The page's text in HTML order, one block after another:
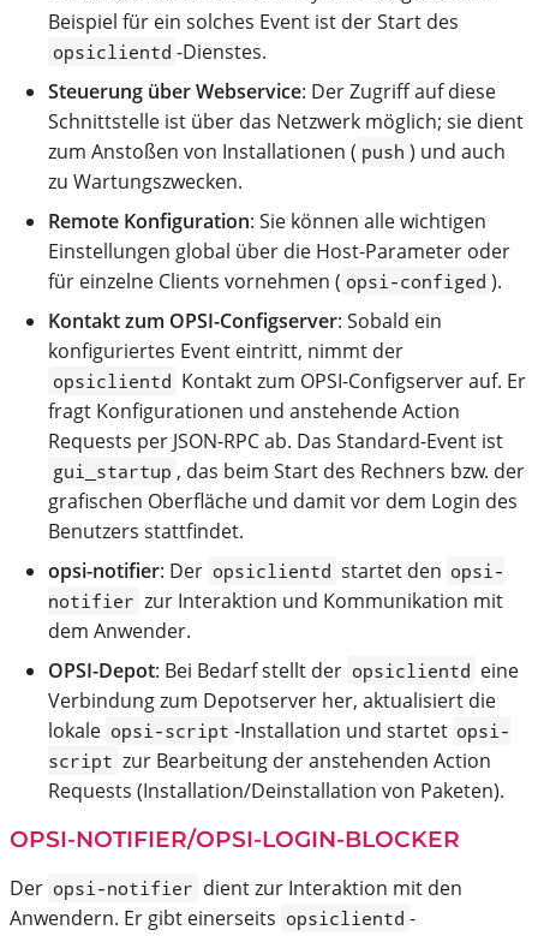
Beispiel für ein solches Event ist der Start des
opsiclientd -Dienstes.
Steuerung über Webservice: Der Zugriff auf diese
Schnittstelle ist über das Netzwerk möglich; sie dient
zum Anstoßen von Installationen ( push ) und auch
zu Wartungszwecken.
Remote Konfiguration: Sie können alle wichtigen
Einstellungen global über die Host-Parameter oder
für einzelne Clients vornehmen ( opsi-configed ).
Kontakt zum OPSI-Configserver: Sobald ein
konfiguriertes Event eintritt, nimmt der
opsiclientd Kontakt zum OPSI-Configserver auf. Er
fragt Konfigurationen und anstehende Action
Requests per JSON-RPC ab. Das Standard-Event ist
gui_startup , das beim Start des Rechners bzw. der
grafischen Oberfläche und damit vor dem Login des
Benutzers stattfindet.
opsi-notifier: Der opsiclientd startet den opsi-
notifier zur Interaktion und Kommunikation mit
dem Anwender.
OPSI-Depot: Bei Bedarf stellt der opsiclientd eine
Verbindung zum Depotserver her, aktualisiert die
lokale opsi-script -Installation und startet opsi-
script zur Bearbeitung der anstehenden Action
Requests (Installation/Deinstallation von Paketen).
OPSI-NOTIFIER/OPSI-LOGIN-BLOCKER
Der opsi-notifier dient zur Interaktion mit den
Anwendern. Er gibt einerseits opsiclientd -